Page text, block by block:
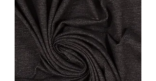
.
0
0
p
r
o
1
M